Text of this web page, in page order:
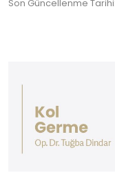
Son Güncellenme